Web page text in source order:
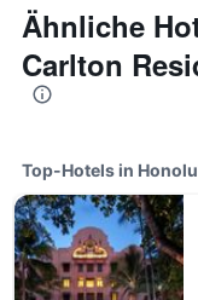
Ähnliche
Carlton
Top-Hotels in